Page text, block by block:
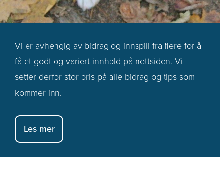
Vi er avhengig av bidrag og innspill fra flere for å
få et godt og variert innhold på nettsiden. Vi
setter derfor stor pris på alle bidrag og tips som
kommer inn.
Les mer